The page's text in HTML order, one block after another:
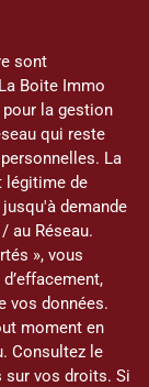
sont
Boite Immo
la gestion
qui reste
La
légitime de
demande
au Réseau.
», vous
vos données.
moment en
Consultez le
sur vos droits. Si